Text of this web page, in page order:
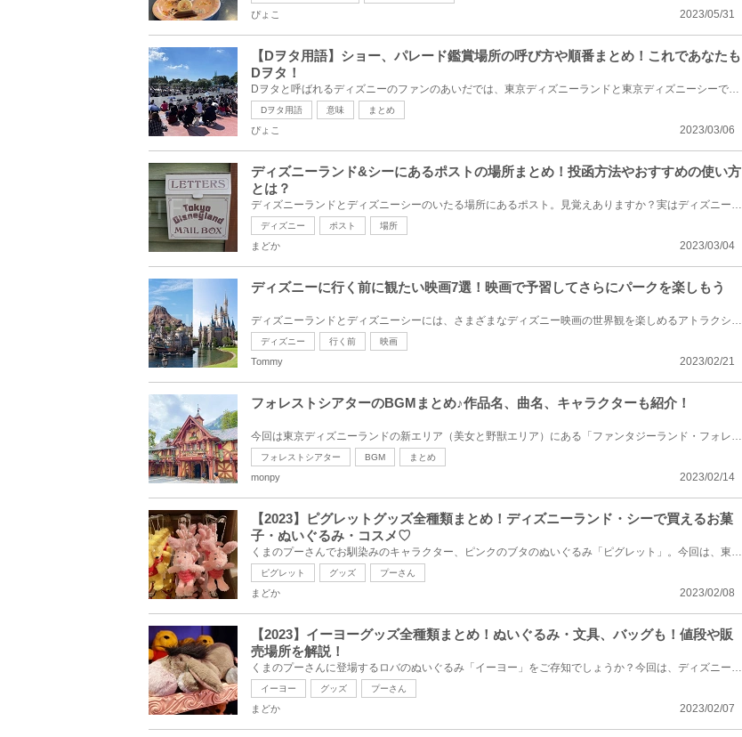
2023/05/31
ぴょこ
【Dヲタ用語】ショー、パレード鑑賞場所の呼び方や順番まとめ！これであなたも
Dヲタ！
Dヲタと呼ばれるディズニーのファンのあいだでは、東京ディズニーランドと東京ディズニーシーで行われる...
Dヲタ用語 意味 まとめ
2023/03/06
ぴょこ
ディズニーランド&シーにあるポストの場所まとめ！投函方法やおすすめの使い方
とは？
ディズニーランドとディズニーシーのいたる場所にあるポスト。見覚えありますか？実はディズニーパーク...
ディズニー ポスト 場所
2023/03/04
まどか
ディズニーに行く前に観たい映画7選！映画で予習してさらにパークを楽しもう
ディズニーランドとディズニーシーには、さまざまなディズニー映画の世界観を楽しめるアトラクションや...
ディズニー 行く前 映画
2023/02/21
Tommy
フォレストシアターのBGMまとめ♪作品名、曲名、キャラクターも紹介！
今回は東京ディズニーランドの新エリア（美女と野獣エリア）にある「ファンタジーランド・フォレストシ...
フォレストシアター BGM まとめ
2023/02/14
monpy
【2023】ピグレットグッズ全種類まとめ！ディズニーランド・シーで買えるお菓
子・ぬいぐるみ・コスメ♡
くまのプーさんでお馴染みのキャラクター、ピンクのブタのぬいぐるみ「ピグレット」。今回は、東京ディ...
ピグレット グッズ プーさん
2023/02/08
まどか
【2023】イーヨーグッズ全種類まとめ！ぬいぐるみ・文具、バッグも！値段や販
売場所を解説！
くまのプーさんに登場するロバのぬいぐるみ「イーヨー」をご存知でしょうか？今回は、ディズニーランド...
イーヨー グッズ プーさん
2023/02/07
まどか